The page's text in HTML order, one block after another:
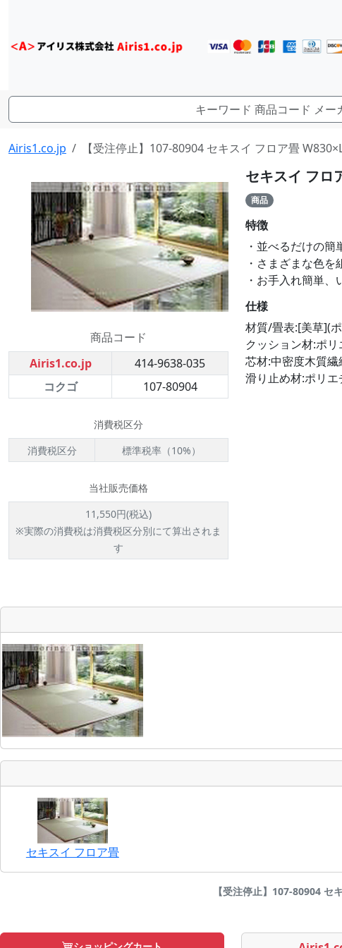
Airis1.co.jp 【受注停止】107-80904 セキスイ フロア畳
商品コード
Airis1.co.jp
414-9638-035
コクゴ
107-80904
消費税区分
消費税区分
標準税率（10%）
当社販売価格
11,550円(税込)
※実際の消費税は消費税区分別にて算出されま
す
セキスイ フロ
商品
特徴
・並べるだけの簡
・さまざまな色を
・お手入れ簡単、
仕様
材質/畳表:[美草](
クッション材:ポ
芯材:中密度木質繊
滑り止め材:ポリ
セキスイ フロア畳
【受注停止】107-80904